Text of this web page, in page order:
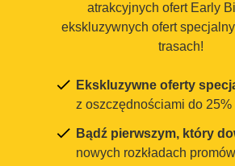
atrakcyjnych ofert Early
ekskluzywnych ofert
trasach!
Ekskluzywne oferty
z oszczędnościami do 25%
Bądź pierwszym, który
nowych rozkładach promów